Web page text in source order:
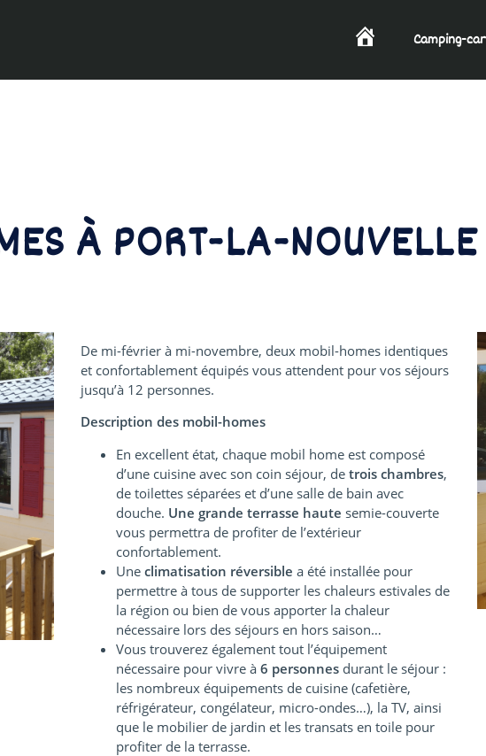
Startseite Camping-car
À PORT-LA-NOUVELLE
De mi-février à mi-novembre, deux mobil-homes identiques
et confortablement équipés vous attendent pour vos séjours
jusqu’à 12 personnes.
Description des mobil-homes
En excellent état, chaque mobil home est composé
d’une cuisine avec son coin séjour, de trois chambres,
de toilettes séparées et d’une salle de bain avec
douche. Une grande terrasse haute semie-couverte
vous permettra de profiter de l’extérieur
confortablement.
Une climatisation réversible a été installée pour
permettre à tous de supporter les chaleurs estivales de
la région ou bien de vous apporter la chaleur
nécessaire lors des séjours en hors saison…
Vous trouverez également tout l’équipement
nécessaire pour vivre à 6 personnesdurant le séjour :
les nombreux équipements de cuisine (cafetière,
réfrigérateur, congélateur, micro-ondes…), la TV, ainsi
que le mobilier de jardin et les transats en toile pour
profiter de la terrasse.